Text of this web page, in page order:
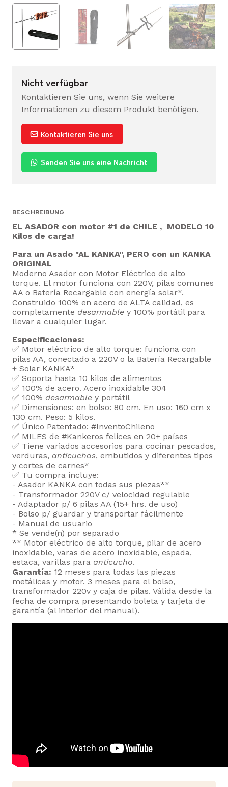
Nicht verfügbar
Kontaktieren Sie uns, wenn Sie weitere
Informationen zu diesem Produkt benötigen.
Kontaktieren Sie uns
Senden Sie uns eine Nachricht
BESCHREIBUNG
EL ASADOR con motor #1 de CHILE , MODELO 10
Kilos de carga!
Para un Asado "AL KANKA", PERO con un KANKA
ORIGINAL
Moderno Asador con Motor Eléctrico de alto
torque. El motor funciona con 220V, pilas comunes
AA o Batería Recargable con energía solar*.
Construido 100% en acero de ALTA calidad, es
completamente desarmable y 100% portátil para
llevar a cualquier lugar.
Especificaciones:
✅ Motor eléctrico de alto torque: funciona con
pilas AA, conectado a 220V o la Batería Recargable
+ Solar KANKA*
✅ Soporta hasta 10 kilos de alimentos
✅ 100% de acero. Acero inoxidable 304
✅ 100% desarmable y portátil
✅ Dimensiones: en bolso: 80 cm. En uso: 160 cm x
130 cm. Peso: 5 kilos.
✅ Único Patentado: #InventoChileno
✅ MILES de #Kankeros felices en 20+ países
✅ Tiene variados accesorios para cocinar pescados,
verduras, anticuchos, embutidos y diferentes tipos
y cortes de carnes*
✅ Tu compra incluye:
- Asador KANKA con todas sus piezas**
- Transformador 220V c/ velocidad regulable
- Adaptador p/ 6 pilas AA (15+ hrs. de uso)
- Bolso p/ guardar y transportar fácilmente
- Manual de usuario
* Se vende(n) por separado
** Motor eléctrico de alto torque, pilar de acero
inoxidable, varas de acero inoxidable, espada,
estaca, varillas para anticucho.
Garantía: 12 meses para todas las piezas
metálicas y motor. 3 meses para el bolso,
transformador 220v y caja de pilas. Válida desde la
fecha de compra presentando boleta y tarjeta de
garantía (al interior del manual).